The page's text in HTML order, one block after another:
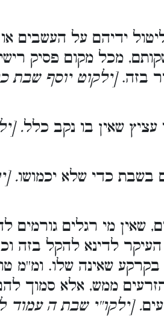
ידיהם על העשבים
מכל מקום פסיק
בזה.[ילקוט יוסף שבת
שאין בו נקב כלל.
בשבת כדי שלא יכמושו.
שאין מי רגלים גורמים
לדינא להקל בזה
שאינה שלו. ומ''מ
ממש, אלא סמוך
. [ילקו''י שבת ה עמוד